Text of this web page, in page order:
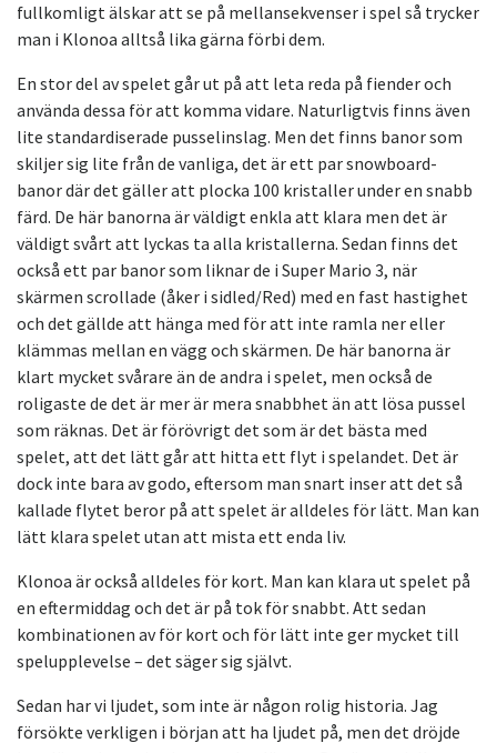
fullkomligt älskar att se på mellansekvenser i spel så trycker
man i Klonoa alltså lika gärna förbi dem.
En stor del av spelet går ut på att leta reda på fiender och
använda dessa för att komma vidare. Naturligtvis finns även
lite standardiserade pusselinslag. Men det finns banor som
skiljer sig lite från de vanliga, det är ett par snowboard-
banor där det gäller att plocka 100 kristaller under en snabb
färd. De här banorna är väldigt enkla att klara men det är
väldigt svårt att lyckas ta alla kristallerna. Sedan finns det
också ett par banor som liknar de i Super Mario 3, när
skärmen scrollade (åker i sidled/Red) med en fast hastighet
och det gällde att hänga med för att inte ramla ner eller
klämmas mellan en vägg och skärmen. De här banorna är
klart mycket svårare än de andra i spelet, men också de
roligaste de det är mer är mera snabbhet än att lösa pussel
som räknas. Det är förövrigt det som är det bästa med
spelet, att det lätt går att hitta ett flyt i spelandet. Det är
dock inte bara av godo, eftersom man snart inser att det så
kallade flytet beror på att spelet är alldeles för lätt. Man kan
lätt klara spelet utan att mista ett enda liv.
Klonoa är också alldeles för kort. Man kan klara ut spelet på
en eftermiddag och det är på tok för snabbt. Att sedan
kombinationen av för kort och för lätt inte ger mycket till
spelupplevelse – det säger sig självt.
Sedan har vi ljudet, som inte är någon rolig historia. Jag
försökte verkligen i början att ha ljudet på, men det dröjde